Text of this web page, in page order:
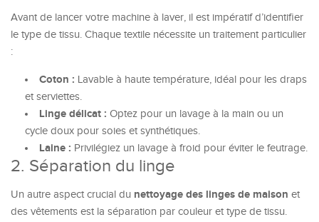
Avant de lancer votre machine à laver, il est impératif d’identifier
le type de tissu. Chaque textile nécessite un traitement particulier
:
Coton : Lavable à haute température, idéal pour les draps
et serviettes.
Linge délicat : Optez pour un lavage à la main ou un
cycle doux pour soies et synthétiques.
Laine : Privilégiez un lavage à froid pour éviter le feutrage.
2. Séparation du linge
Un autre aspect crucial du nettoyage des linges de maison et
des vêtements est la séparation par couleur et type de tissu.